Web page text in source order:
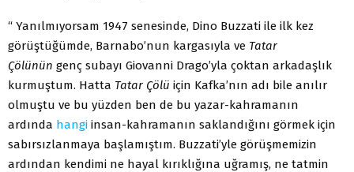
“ Yanılmıyorsam 1947 senesinde, Dino Buzzati ile ilk kez
görüştüğümde, Barnabo’nun kargasıyla ve Tatar
Çölünün genç subayı Giovanni Drago’yla çoktan arkadaşlık
kurmuştum. Hatta Tatar Çölü için Kafka’nın adı bile anılır
olmuştu ve bu yüzden ben de bu yazar-kahramanın
ardında hangi insan-kahramanın saklandığını görmek için
sabırsızlanmaya başlamıştım. Buzzati’yle görüşmemizin
ardından kendimi ne hayal kırıklığına uğramış, ne tatmin